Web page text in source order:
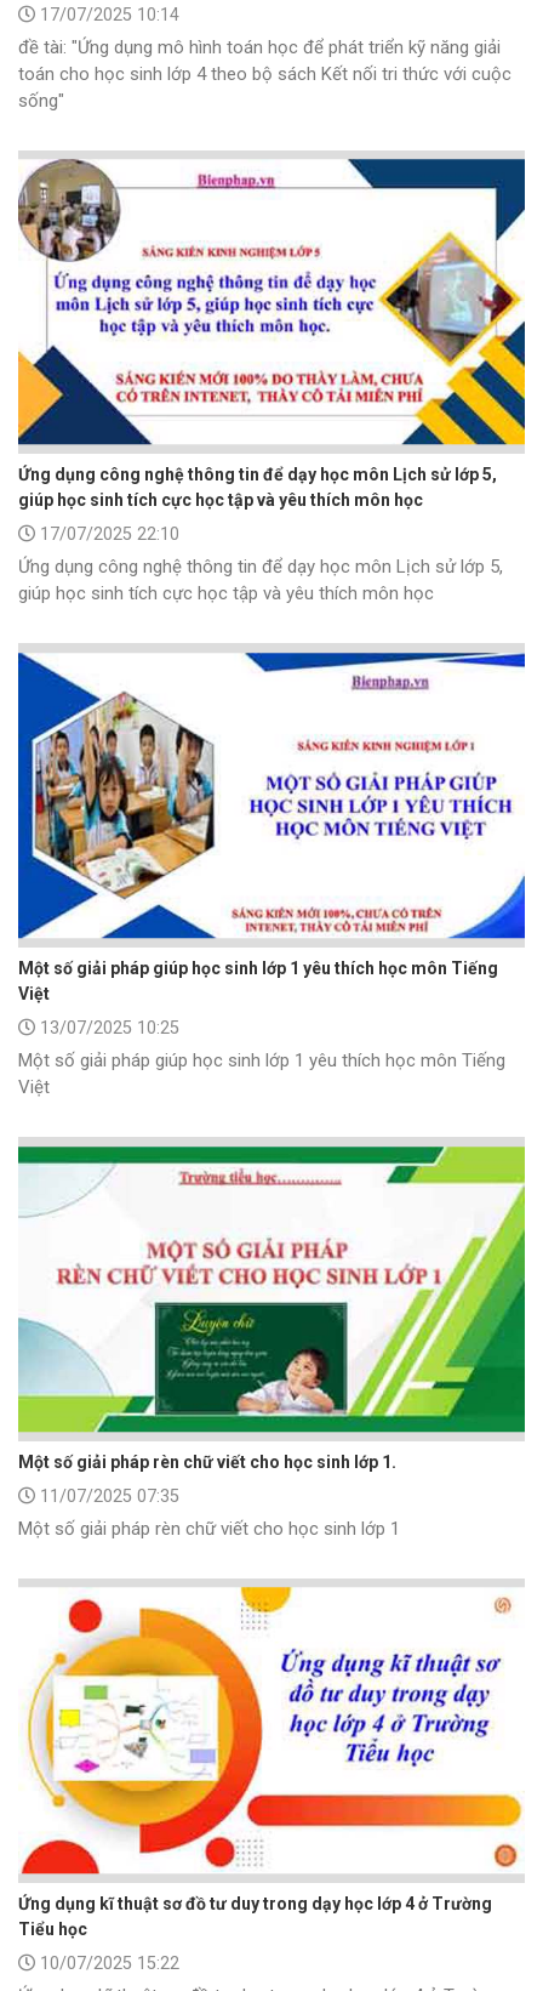
17/07/2025 10:14
đề tài: "Ứng dụng mô hình toán học để phát triển kỹ năng giải
toán cho học sinh lớp 4 theo bộ sách Kết nối tri thức với cuộc
sống"
Ứng dụng công nghệ thông tin để dạy học môn Lịch sử lớp 5,
giúp học sinh tích cực học tập và yêu thích môn học
17/07/2025 22:10
Ứng dụng công nghệ thông tin để dạy học môn Lịch sử lớp 5,
giúp học sinh tích cực học tập và yêu thích môn học
Một số giải pháp giúp học sinh lớp 1 yêu thích học môn Tiếng
Việt
13/07/2025 10:25
Một số giải pháp giúp học sinh lớp 1 yêu thích học môn Tiếng
Việt
Một số giải pháp rèn chữ viết cho học sinh lớp 1.
11/07/2025 07:35
Một số giải pháp rèn chữ viết cho học sinh lớp 1
Ứng dụng kĩ thuật sơ đồ tư duy trong dạy học lớp 4 ở Trường
Tiểu học
10/07/2025 15:22